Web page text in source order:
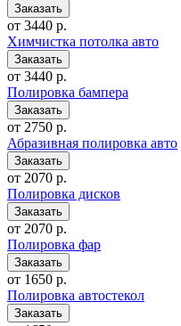
от 3440 р.
Химчистка потолка авто
от 3440 р.
Полировка бампера
от 2750 р.
Абразивная полировка авто
от 2070 р.
Полировка дисков
от 2070 р.
Полировка фар
от 1650 р.
Полировка автостекол